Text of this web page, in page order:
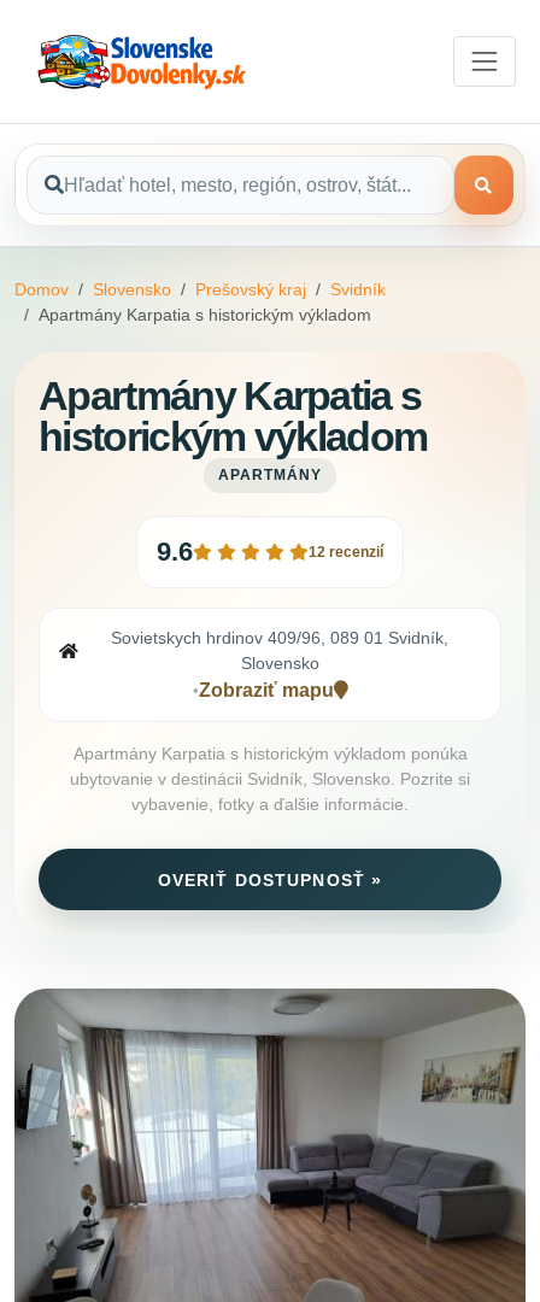
Domov Slovensko Prešovský kraj
Svidník
Apartmány Karpatia s historickým výkladom
Apartmány Karpatia s
historickým výkladom
APARTMÁNY
9.6 12 recenzií
Sovietskych hrdinov 409/96, 089 01 Svidník,
Slovensko
•Zobraziť mapu
Apartmány Karpatia s historickým výkladom ponúka
ubytovanie v destinácii Svidník, Slovensko. Pozrite si
vybavenie, fotky a ďalšie informácie.
OVERIŤ DOSTUPNOSŤ »